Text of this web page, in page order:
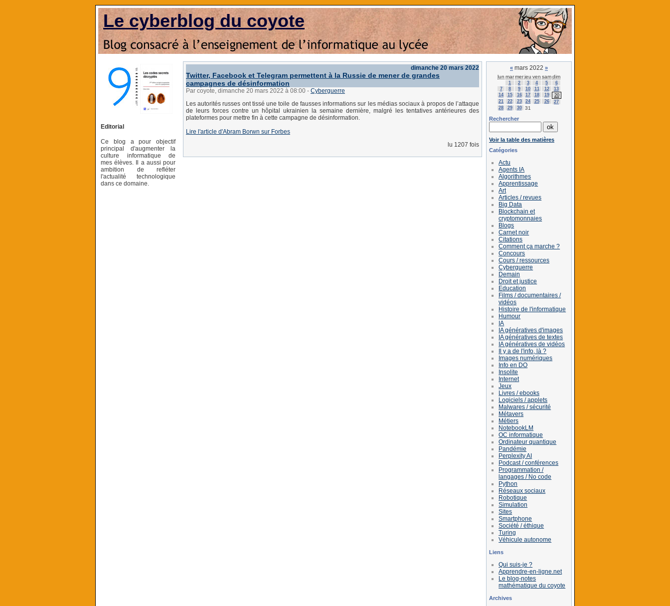
Le cyberblog du coyote
Editorial
Ce blog a pour objectif
principal d'augmenter la
culture informatique de
mes élèves. Il a aussi pour
ambition de refléter
l'actualité technologique
dans ce domaine.
dimanche 20 mars 2022
Twitter, Facebook et Telegram permettent à la Russie de mener de grandes
campagnes de désinformation
Par coyote, dimanche 20 mars 2022 à 08:00 - Cyberguerre
Les autorités russes ont tissé une toile de fausses informations sur les médias sociaux à propos de l’attaque
de leurs forces contre un hôpital ukrainien la semaine dernière, malgré les tentatives antérieures des
plateformes pour mettre fin à cette campagne de désinformation.
Lire l'article d'Abram Borwn sur Forbes
lu 1207 fois
« mars 2022 »
lun marmerjeu ven samdim
1 2 3 4 5
6
7
8 9 10 11 12
13
14
15 16 17 18 19
20
21
22 23 24 25 26
27
28
29 30 31
Rechercher
Voir la table des matières
Catégories
Actu
Agents IA
Algorithmes
Apprentissage
Art
Articles / revues
Big Data
Blockchain et
cryptomonnaies
Blogs
Carnet noir
Citations
Comment ça marche ?
Concours
Cours / ressources
Cyberguerre
Demain
Droit et justice
Education
Films / documentaires /
vidéos
Histoire de l'informatique
Humour
IA
IA génératives d'images
IA génératives de textes
IA génératives de vidéos
Il y a de l'info, là ?
Images numériques
Info en DO
Insolite
Internet
Jeux
Livres / ebooks
Logiciels / applets
Malwares / sécurité
Métavers
Métiers
NotebookLM
OC informatique
Ordinateur quantique
Pandémie
Perplexity AI
Podcast / conférences
Programmation /
langages / No code
Python
Réseaux sociaux
Robotique
Simulation
Sites
Smartphone
Société / éthique
Turing
Véhicule autonome
Liens
Qui suis-je ?
Apprendre-en-ligne.net
Le blog-notes
mathématique du coyote
Archives